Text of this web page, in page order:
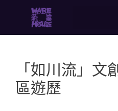
「如川流」
區遊歷